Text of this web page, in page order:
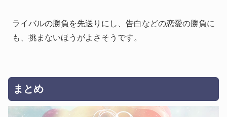
ライバルの勝負を先送りにし、告白などの恋愛の勝負に
も、挑まないほうがよさそうです。
まとめ